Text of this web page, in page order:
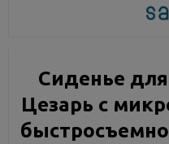
Сиденье
Цезарь с